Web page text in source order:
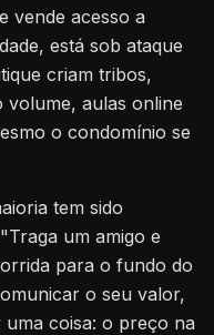
vende acesso a
está sob ataque
criam tribos,
aulas online
o condomínio se
tem sido
um amigo e
para o fundo do
o seu valor,
coisa: o preço na